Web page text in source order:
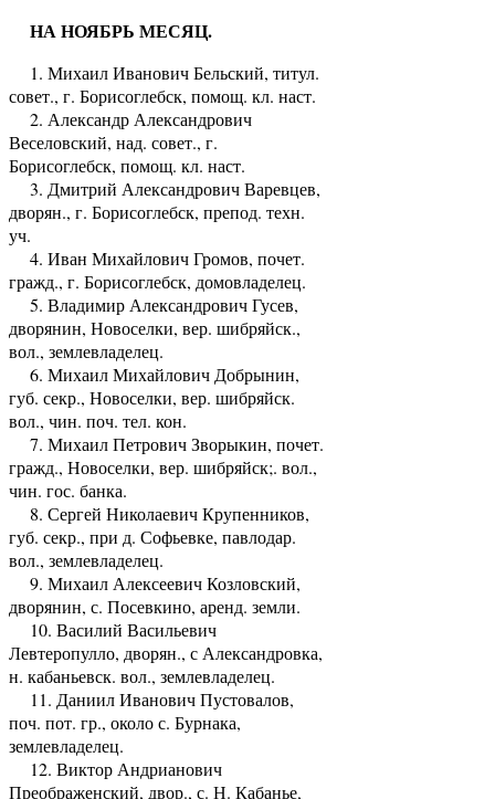
НА НОЯБРЬ МЕСЯЦ.
1. Михаил Иванович Бельский, титул.
совет., г. Борисоглебск, помощ. кл. наст.
2. Александр Александрович
Веселовский, над. совет., г.
Борисоглебск, помощ. кл. наст.
3. Дмитрий Александрович Варевцев,
дворян., г. Борисоглебск, препод. техн.
уч.
4. Иван Михайлович Громов, почет.
гражд., г. Борисоглебск, домовладелец.
5. Владимир Александрович Гусев,
дворянин, Новоселки, вер. шибряйск.,
вол., землевладелец.
6. Михаил Михайлович Добрынин,
губ. секр., Новоселки, вер. шибряйск.
вол., чин. поч. тел. кон.
7. Михаил Петрович Зворыкин, почет.
гражд., Новоселки, вер. шибряйск;. вол.,
чин. гос. банка.
8. Сергей Николаевич Крупенников,
губ. секр., при д. Софьевке, павлодар.
вол., землевладелец.
9. Михаил Алексеевич Козловский,
дворянин, с. Посевкино, аренд. земли.
10. Василий Васильевич
Левтеропулло, дворян., с Александровка,
н. кабаньевск. вол., землевладелец.
11. Даниил Иванович Пустовалов,
поч. пот. гр., около с. Бурнака,
землевладелец.
12. Виктор Андрианович
Преображенский, двор., с. Н. Кабанье,